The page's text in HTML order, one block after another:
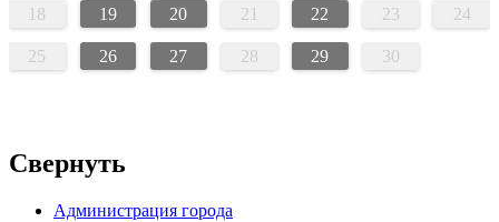
18 19 20 21 22 23 24
25 26 27 28 29 30
Свернуть
Администрация города